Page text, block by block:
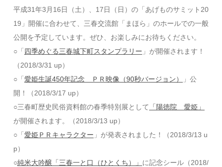
平成31年3月16日（土）、17日（日）の「あげものサミット20
19」開催に合わせて、三春交流館「まほら」のホールでの一般
公開を予定しています。ぜひ、お楽しみにお待ちください。
○「 四季めぐる三春城下町スタンプラリー 」が開催されます！
（2018/3/31 up）
○「 愛姫生誕450年記念 ＰＲ映像（90秒バージョン）
」公
開！（2018/3/17 up）
○三春町歴史民俗資料館の春季特別展として
「陽徳院 愛姫」
が開催されます。（2018/3/13 up）
○「 愛姫ＰＲキャラクター 」が発表されました！（2018/3/13 u
p）
○純米大吟醸「三春一と口（ひとくち）」 に記念シール（2018/